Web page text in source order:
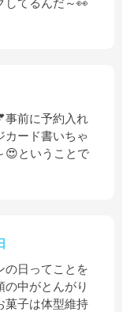
してるんだ～👀
事前に予約入れ
カード書いちゃ
😍ということで
の日ってことを
中がとんがり
菓子は体型維持